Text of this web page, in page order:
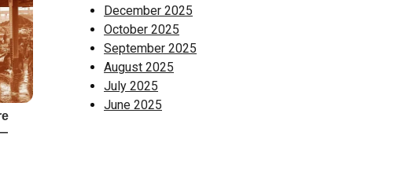
December 2025
October 2025
September 2025
August 2025
July 2025
June 2025